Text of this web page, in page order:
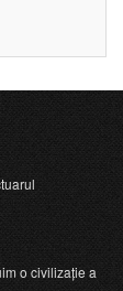
o civilizație a